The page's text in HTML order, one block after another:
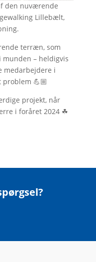
den nuværende
Lillebælt,
terræn, som
– heldigvis
medarbejdere i
💪🏼
projekt, når
i foråret 2024 ☘